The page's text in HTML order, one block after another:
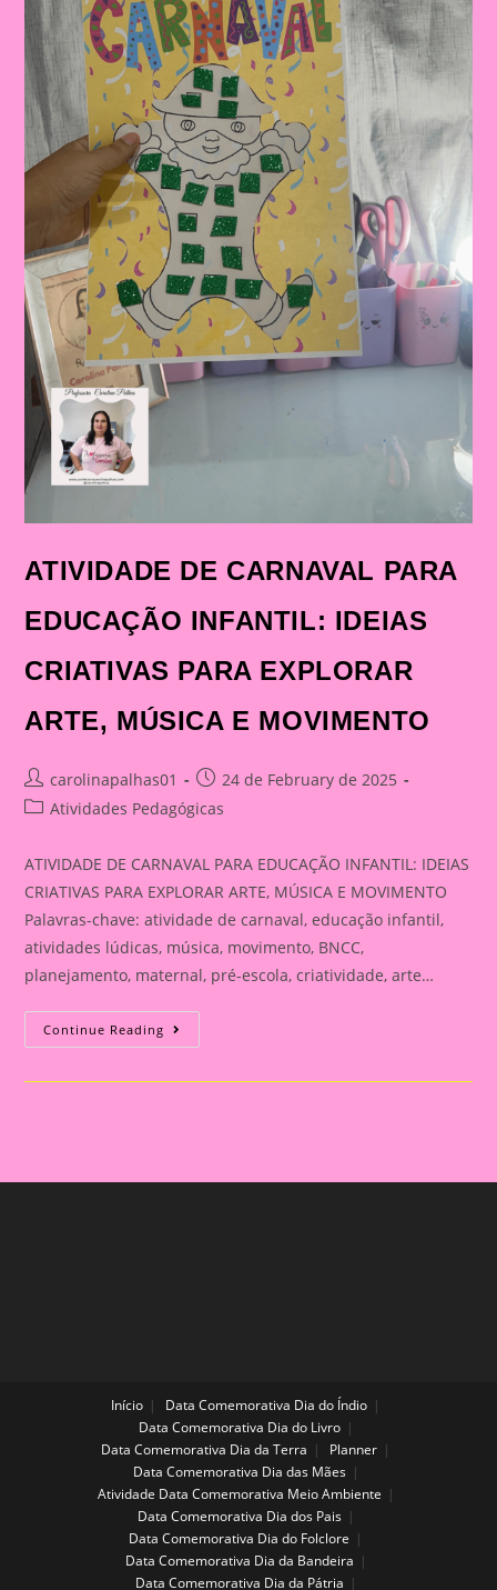
ATIVIDADE DE CARNAVAL PARA
EDUCAÇÃO INFANTIL: IDEIAS
CRIATIVAS PARA EXPLORAR
ARTE, MÚSICA E MOVIMENTO
Post
author:
carolinapalhas01
Post
published:
24 de February de 2025
PostAtividades Pedagógicas
ATIVIDADE DE CARNAVAL PARA EDUCAÇÃO INFANTIL: IDEIAS
CRIATIVAS PARA EXPLORAR ARTE, MÚSICA E MOVIMENTO
Palavras-chave: atividade de carnaval, educação infantil,
atividades lúdicas, música, movimento, BNCC,
planejamento, maternal, pré-escola, criatividade, arte…
Continue Reading ATIVIDADE
DE
ARTE,
Início
Data Comemorativa Dia do Índio
Data Comemorativa Dia do Livro
Data Comemorativa Dia da Terra
Planner
Data Comemorativa Dia das Mães
Atividade Data Comemorativa Meio Ambiente
Data Comemorativa Dia dos Pais
Data Comemorativa Dia do Folclore
Data Comemorativa Dia da Bandeira
Data Comemorativa Dia da Pátria